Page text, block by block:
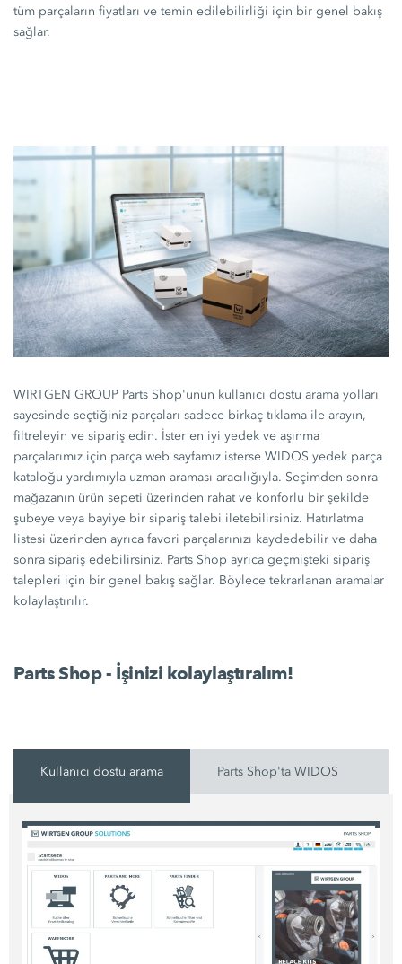
tüm parçaların fiyatları ve temin edilebilirliği için bir genel bakış
sağlar.
WIRTGEN GROUP Parts Shop'unun kullanıcı dostu arama yolları
sayesinde seçtiğiniz parçaları sadece birkaç tıklama ile arayın,
filtreleyin ve sipariş edin. İster en iyi yedek ve aşınma
parçalarımız için parça web sayfamız isterse WIDOS yedek parça
kataloğu yardımıyla uzman araması aracılığıyla. Seçimden sonra
mağazanın ürün sepeti üzerinden rahat ve konforlu bir şekilde
şubeye veya bayiye bir sipariş talebi iletebilirsiniz. Hatırlatma
listesi üzerinden ayrıca favori parçalarınızı kaydedebilir ve daha
sonra sipariş edebilirsiniz. Parts Shop ayrıca geçmişteki sipariş
talepleri için bir genel bakış sağlar. Böylece tekrarlanan aramalar
kolaylaştırılır.
Parts Shop - İşinizi kolaylaştıralım!
Kullanıcı dostu arama Parts Shop'ta WIDOS